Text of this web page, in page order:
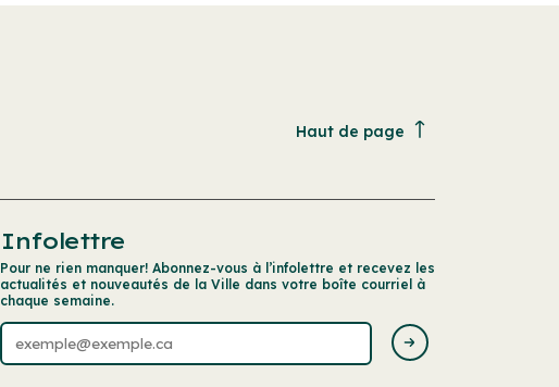
Haut de page
Infolettre
Pour ne rien manquer! Abonnez-vous à l’infolettre et recevez les
actualités et nouveautés de la Ville dans votre boîte courriel à
chaque semaine.